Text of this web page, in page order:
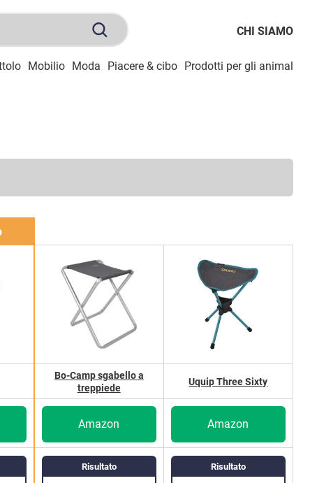
CHI SIAMO
Mobilio Moda Piacere & cibo Prodotti per gli animali
Risultato
Bo-Camp sgabello a
treppiede
Amazon
Risultato
Uquip Three Sixty
Amazon